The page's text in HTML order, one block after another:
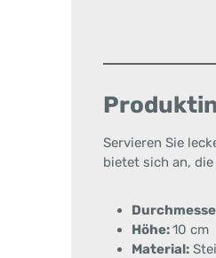
Servieren Sie
bietet sich an,
Höhe:10 cm
Material: